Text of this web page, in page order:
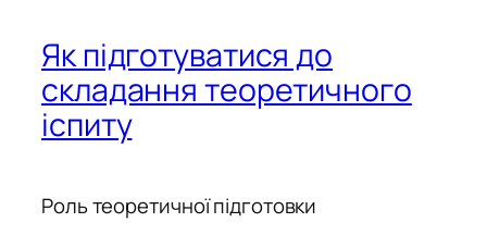
Як підготуватися до
складання теоретичного
іспиту
Роль теоретичної підготовки